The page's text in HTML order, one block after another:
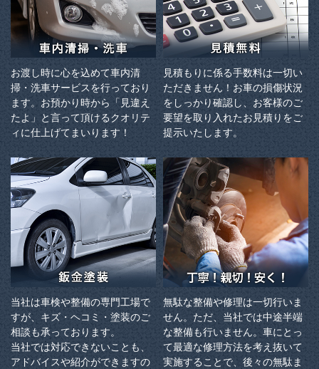
お渡し時に心を込めて車内清
掃・洗車サービスを行っており
ます。お預かり時から「見違え
たよ」と言って頂けるクオリテ
ィに仕上げてまいります！
見積もりに係る手数料は一切い
ただきません！お車の損傷状況
をしっかり確認し、お客様のご
要望を取り入れたお見積りをご
提示いたします。
当社は車検や整備の専門工場で
すが、キズ・ヘコミ・塗装のご
相談も承っております。
当社では対応できないことも、
アドバイスや紹介ができますの
無駄な整備や修理は一切行いま
せん。ただ、当社では中途半端
な整備も行いません。車にとっ
て最適な修理方法を考え抜いて
実施することで、後々の無駄ま